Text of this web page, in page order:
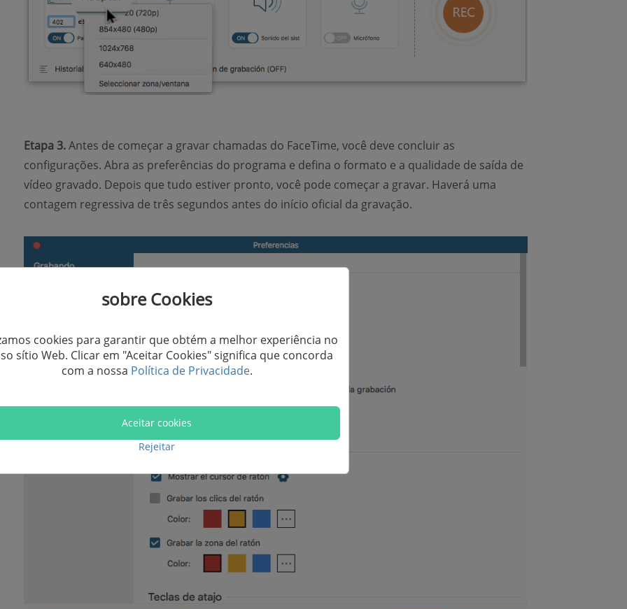
Etapa 3.Antes de começar a gravar chamadas do FaceTime, você deve concluir as
configurações. Abra as preferências do programa e defina o formato e a qualidade de saída de
vídeo gravado. Depois que tudo estiver pronto, você pode começar a gravar. Haverá uma
contagem regressiva de três segundos antes do início oficial da gravação.
sobre Cookies
cookies para garantir que obtém a melhor experiência no
sítio Web. Clicar em "Aceitar Cookies" significa que concorda
com a nossa Política de Privacidade.
Aceitar cookies
Rejeitar